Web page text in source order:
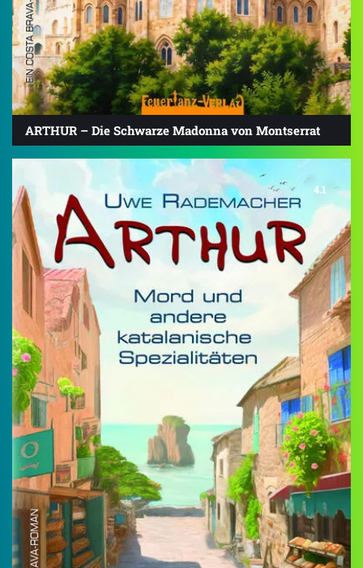
ARTHUR – Die Schwarze Madonna von Montserrat
4.1